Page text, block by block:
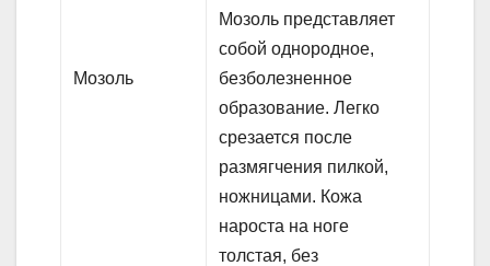
Мозоль
Мозоль представляет
собой однородное,
безболезненное
образование. Легко
срезается после
размягчения пилкой,
ножницами. Кожа
нароста на ноге
толстая, без